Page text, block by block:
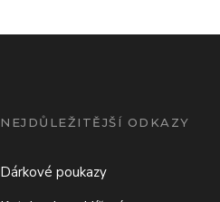
NEJDŮLEŽITĚJŠÍ ODKAZY
Dárkové poukazy